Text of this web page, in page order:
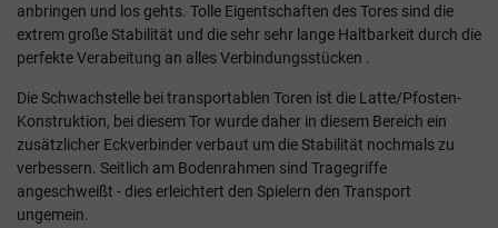
anbringen und los gehts. Tolle Eigentschaften des Tores sind die
extrem große Stabilität und die sehr sehr lange Haltbarkeit durch die
perfekte Verabeitung an alles Verbindungsstücken .
Die Schwachstelle bei transportablen Toren ist die Latte/Pfosten-
Konstruktion, bei diesem Tor wurde daher in diesem Bereich ein
zusätzlicher Eckverbinder verbaut um die Stabilität nochmals zu
verbessern. Seitlich am Bodenrahmen sind Tragegriffe
angeschweißt - dies erleichtert den Spielern den Transport
ungemein.